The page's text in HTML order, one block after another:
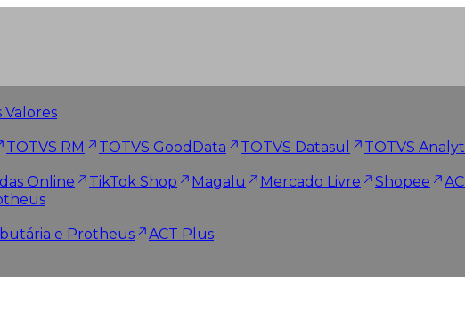
Valores
TOTVS RM TOTVS GoodData TOTVS Datasul
TOTVS
Online TikTok Shop Magalu Mercado Livre Shopee
e Protheus
ACT Plus